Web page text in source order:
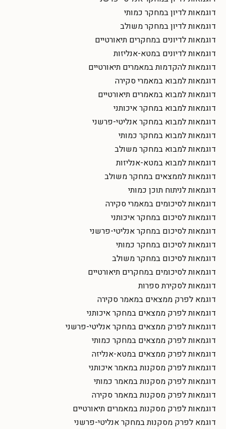
דוגמאות לדיון במחקר כמותי
דוגמאות לדיון במחקר משולב
דוגמאות לדיונים במחקרים תיאורטיים
דוגמאות לדיונים במטא-אנליזות
דוגמאות להקדמות במאמרים תיאורטיים
דוגמאות למבוא במאמרי סקירה
דוגמאות למבוא במאמרים תיאורטיים
דוגמאות למבוא במחקר איכותני
דוגמאות למבוא במחקר אנליטי-פרשני
דוגמאות למבוא במחקר כמותי
דוגמאות למבוא במחקר משולב
דוגמאות למבוא במטא-אנליזות
דוגמאות לממצאים במחקר משולב
דוגמאות לניתוח תוכן כמותי
דוגמאות לסיכומים במאמרי סקירה
דוגמאות לסיכום במחקר איכותני
דוגמאות לסיכום במחקר אנליטי-פרשני
דוגמאות לסיכום במחקר כמותי
דוגמאות לסיכום במחקר משולב
דוגמאות לסיכומים במחקרים תיאורטיים
דוגמאות לסקירת ספרות
דוגמא לפרק ממצאים במאמר סקירה
דוגמאות לפרק ממצאים במחקר איכותני
דוגמאות לפרק ממצאים במחקר אנליטי-פרשני
דוגמאות לפרק ממצאים במחקר כמותי
דוגמאות לפרק ממצאים במטא-אנליזה
דוגמאות לפרק מסקנות במאמר איכותני
דוגמאות לפרק מסקנות במאמר כמותי
דוגמאות לפרק מסקנות במאמר סקירה
דוגמאות לפרק מסקנות במאמרים תיאורטיים
דוגמא לפרק מסקנות במחקר אנליטי-פרשני